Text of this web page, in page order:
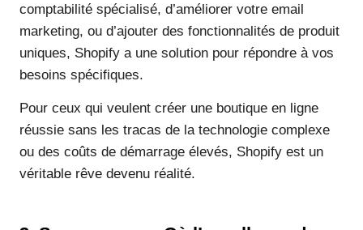
comptabilité spécialisé, d’améliorer votre email
marketing, ou d’ajouter des fonctionnalités de produit
uniques, Shopify a une solution pour répondre à vos
besoins spécifiques.
Pour ceux qui veulent créer une boutique en ligne
réussie sans les tracas de la technologie complexe
ou des coûts de démarrage élevés, Shopify est un
véritable rêve devenu réalité.